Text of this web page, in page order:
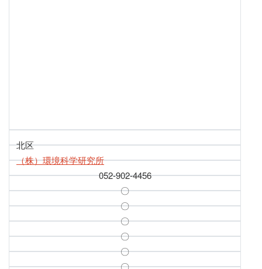
北区
（株）環境科学研究所
052-902-4456
〇
〇
〇
〇
〇
〇